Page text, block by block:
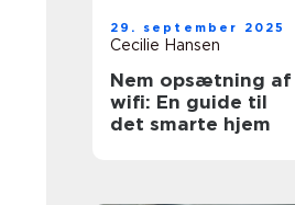
29. september 2025
Cecilie Hansen
Nem opsætning af
wifi: En guide til
det smarte hjem